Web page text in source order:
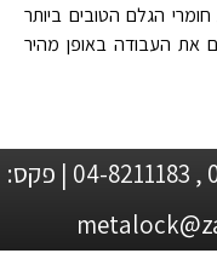
הגלם הטובים ביותר
את העבודה באופן מהיר
מטלוק ישראל | טלפון: 04-8210876 , 04-8211183 | פקס: